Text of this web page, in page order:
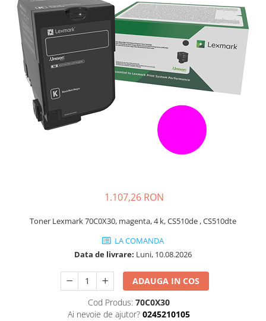
Plottere
Consumabile imprimanta
Tonere
Drum unit
Capete imprimare
Cartuse inkjet si cerneala
Hartie
Drum unit compatibile
Accesorii imprimante 3D
Filament imprimanta 3D
1.107,26 RON
Toner Lexmark 70C0X30, magenta, 4 k, CS510de , CS510dte
LA COMANDA
Data de livrare: Luni, 10.08.2026
ADAUGA IN COS
Cod Produs: 70C0X30
Ai nevoie de ajutor? 0245210105